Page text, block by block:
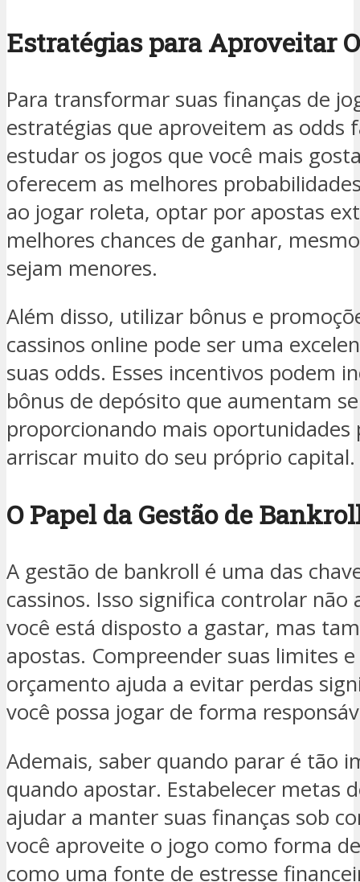
Estratégias para Aproveitar
Para transformar suas finanças de
estratégias que aproveitem as odds
estudar os jogos que você mais
oferecem as melhores
ao jogar roleta, optar por apostas
melhores chances de ganhar,
sejam menores.
Além disso, utilizar bônus e
cassinos online pode ser uma
suas odds. Esses incentivos podem
bônus de depósito que aumentam
proporcionando mais oportunidades
arriscar muito do seu próprio capital.
O Papel da Gestão de
A gestão de bankroll é uma das
cassinos. Isso significa controlar
você está disposto a gastar, mas
apostas. Compreender suas limites
orçamento ajuda a evitar perdas
você possa jogar de forma
Ademais, saber quando parar é tão
quando apostar. Estabelecer metas
ajudar a manter suas finanças sob
você aproveite o jogo como forma
como uma fonte de estresse